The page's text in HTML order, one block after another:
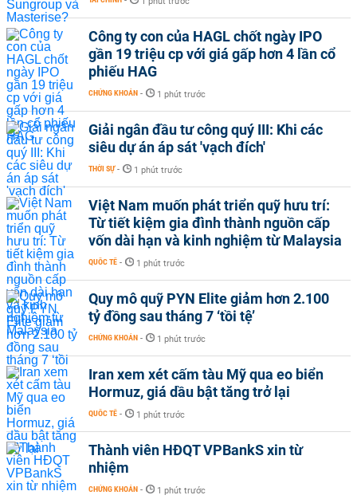
Công ty con của HAGL chốt ngày IPO
gần 19 triệu cp với giá gấp hơn 4 lần cổ
phiếu HAG
CHỨNG KHOÁN - 1 phút trước
Giải ngân đầu tư công quý III: Khi các
siêu dự án áp sát 'vạch đích'
THỜI SỰ - 1 phút trước
Việt Nam muốn phát triển quỹ hưu trí:
Từ tiết kiệm gia đình thành nguồn cấp
vốn dài hạn và kinh nghiệm từ Malaysia
QUỐC TẾ - 1 phút trước
Quy mô quỹ PYN Elite giảm hơn 2.100
tỷ đồng sau tháng 7 ‘tồi tệ’
CHỨNG KHOÁN - 1 phút trước
Iran xem xét cấm tàu Mỹ qua eo biển
Hormuz, giá dầu bật tăng trở lại
QUỐC TẾ - 1 phút trước
Thành viên HĐQT VPBankS xin từ
nhiệm
CHỨNG KHOÁN - 1 phút trước